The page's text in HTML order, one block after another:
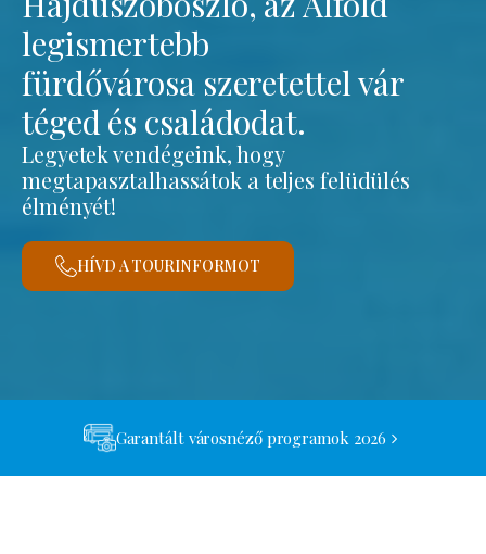
legismertebb
fürdővárosa szeretettel vár
téged és családodat.
Legyetek vendégeink, hogy
megtapasztalhassátok a teljes felüdülés
élményét!
HÍVD A TOURINFORMOT
Garantált városnéző programok 2026